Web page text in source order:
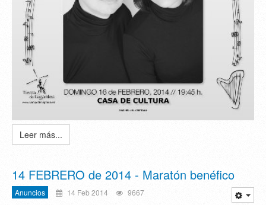
Leer más...
14 FEBRERO de 2014 - Maratón benéfico
Anuncios 14 Feb 2014 9667